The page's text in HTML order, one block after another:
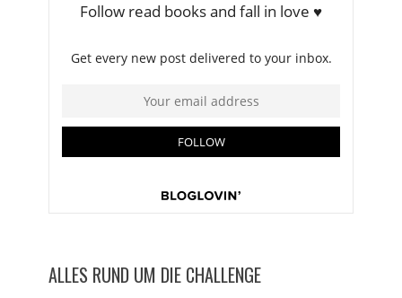
ALLES RUND UM DIE CHALLENGE